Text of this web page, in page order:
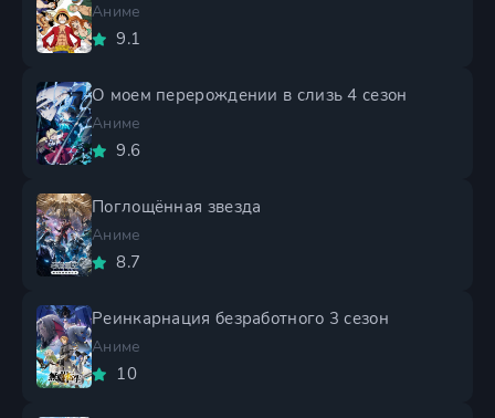
Аниме
9.1
О моем перерождении в слизь 4 сезон
Аниме
9.6
Поглощённая звезда
Аниме
8.7
Реинкарнация безработного 3 сезон
Аниме
10